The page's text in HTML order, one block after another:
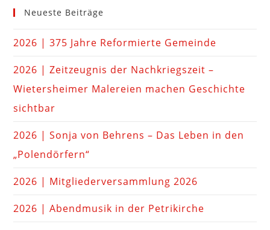
Neueste Beiträge
2026 | 375 Jahre Reformierte Gemeinde
2026 | Zeitzeugnis der Nachkriegszeit –
Wietersheimer Malereien machen Geschichte
sichtbar
2026 | Sonja von Behrens – Das Leben in den
„Polendörfern“
2026 | Mitgliederversammlung 2026
2026 | Abendmusik in der Petrikirche